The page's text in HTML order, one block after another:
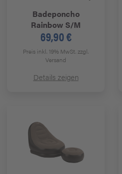
Badeponcho
Rainbow S/M
69,90 €
Preis inkl. 19% MwSt.zzgl.
Versand
Details zeigen